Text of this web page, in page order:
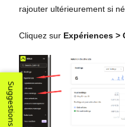
rajouter ultérieurement si
Cliquez sur Expériences >
Suggestions